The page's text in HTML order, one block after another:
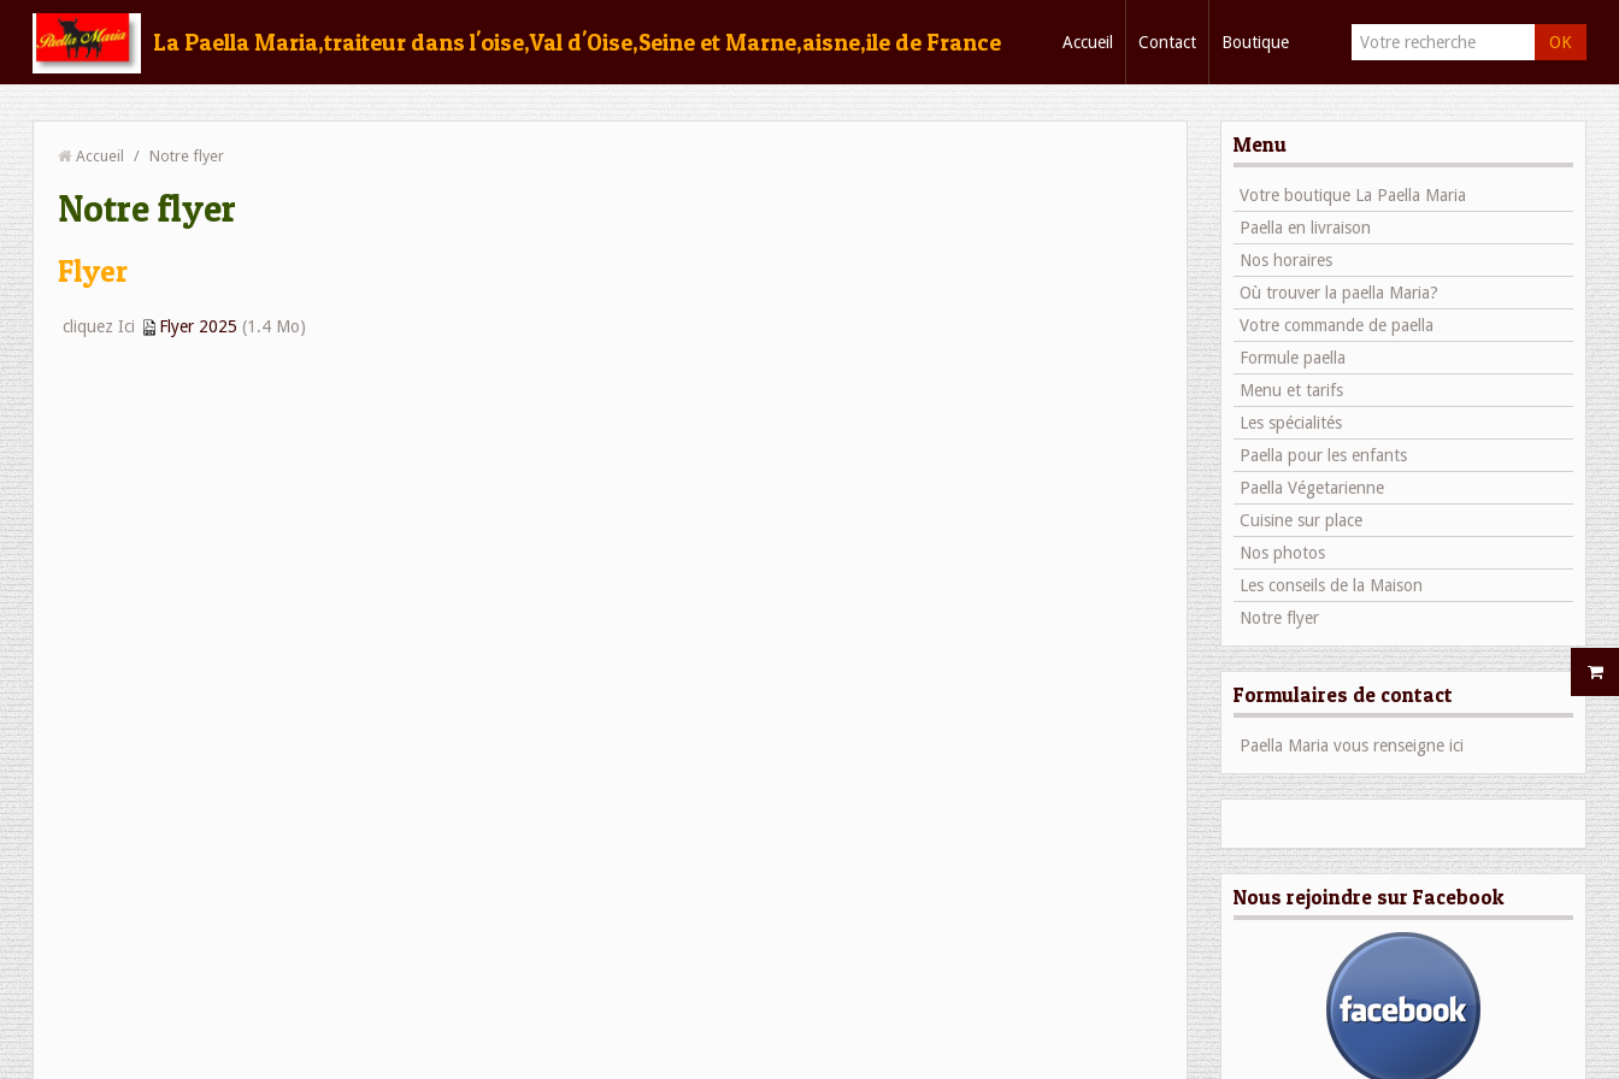
La Paella Maria,traiteur dans l'oise,Val d'Oise,Seine et Marne,aisne,ile de France OK
Accueil Contact Boutique
Accueil / Notre flyer
Notre flyer
Flyer
cliquez Ici Flyer 2025 (1.4 Mo)
Menu
Votre boutique La Paella Maria
Paella en livraison
Nos horaires
Où trouver la paella Maria?
Votre commande de paella
Formule paella
Menu et tarifs
Les spécialités
Paella pour les enfants
Paella Végetarienne
Cuisine sur place
Nos photos
Les conseils de la Maison
Notre flyer
Formulaires de contact
Paella Maria vous renseigne ici
Nous rejoindre sur Facebook